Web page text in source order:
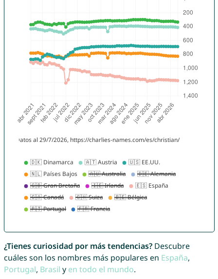
¿Tienes curiosidad por más tendencias?Descubre
cuáles son los nombres más populares en España,
Portugal, Brasil y en todo el mundo.